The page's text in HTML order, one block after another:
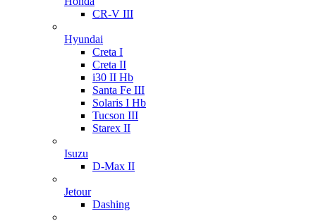
CR-V III
Hyundai
Creta I
Creta II
i30 II Hb
Santa Fe III
Solaris I Hb
Tucson III
Starex II
Isuzu
D-Max II
Jetour
Dashing